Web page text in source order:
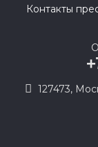
Контакты
127473,